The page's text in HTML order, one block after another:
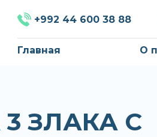
+992 44 600 38 88
Главная О
ЗЛАКА С